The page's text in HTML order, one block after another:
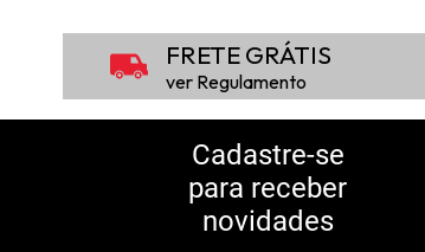
FRETE GRÁTIS
ver Regulamento
Cadastre-se
para receber
novidades